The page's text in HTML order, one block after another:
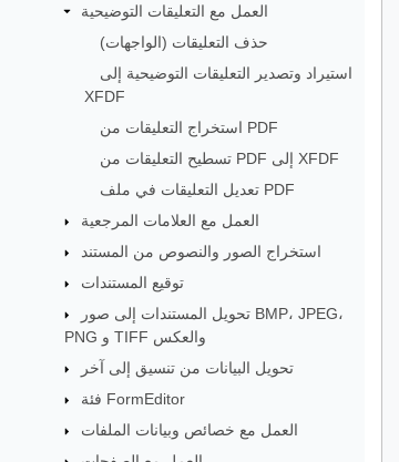
العمل مع التعليقات التوضيحية
حذف التعليقات (الواجهات)
استيراد وتصدير التعليقات التوضيحية إلى
XFDF
استخراج التعليقات من PDF
تسطيح التعليقات من PDF إلى XFDF
تعديل التعليقات في ملف PDF
العمل مع العلامات المرجعية
استخراج الصور والنصوص من المستند
توقيع المستندات
تحويل المستندات إلى صور BMP، JPEG،
PNG و TIFF والعكس
تحويل البيانات من تنسيق إلى آخر
فئة FormEditor
العمل مع خصائص وبيانات الملفات